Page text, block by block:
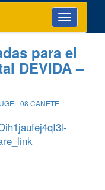
Toggle
navigation
para el
DEVIDA –
UGEL 08 CAÑETE